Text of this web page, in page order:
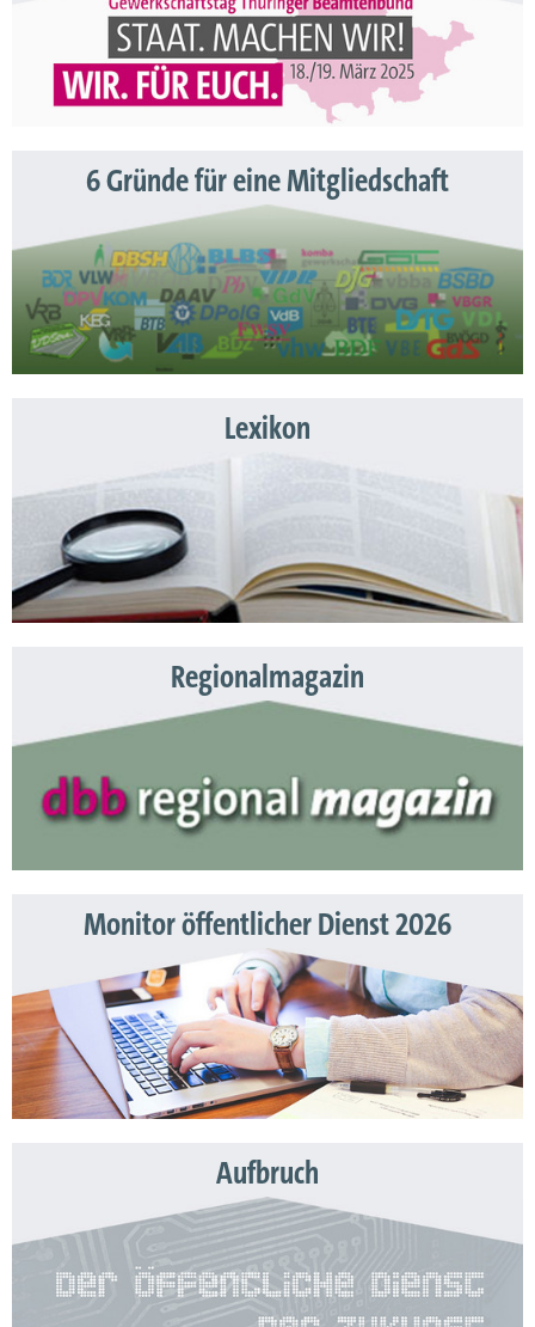
6 Gründe für eine Mitgliedschaft
Lexikon
Regionalmagazin
Monitor öffentlicher Dienst 2026
Aufbruch